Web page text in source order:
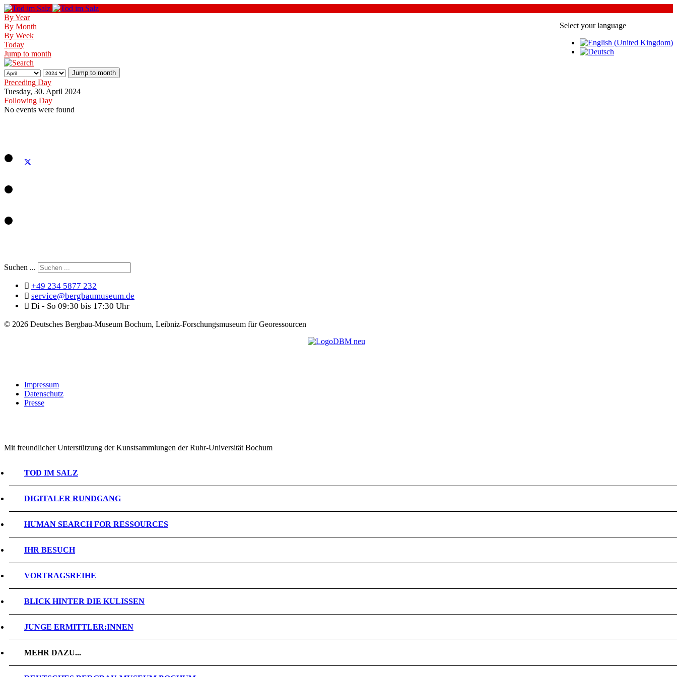
Select your language
By Year
By Month
By Week
Today
Jump to month
Jump to month
Preceding Day
Tuesday, 30. April 2024
Following Day
No events were found
Suchen ...
+49 234 5877 232
service@bergbaumuseum.de
Di - So 09:30 bis 17:30 Uhr
© 2026 Deutsches Bergbau-Museum Bochum, Leibniz-Forschungsmuseum für Georessourcen
Impressum
Datenschutz
Presse
Mit freundlicher Unterstützung der Kunstsammlungen der Ruhr-Universität Bochum
TOD IM SALZ
DIGITALER RUNDGANG
HUMAN SEARCH FOR RESSOURCES
IHR BESUCH
VORTRAGSREIHE
BLICK HINTER DIE KULISSEN
JUNGE ERMITTLER:INNEN
MEHR DAZU...